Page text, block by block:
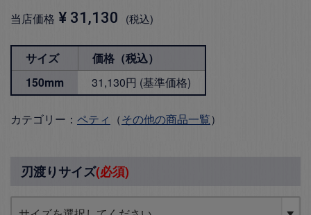
当店価格 ¥ 31,130 税込
サイズ
価格（税込）
150mm
31,130円 (基準価格)
カテゴリー： ペティ （その他の商品一覧）
刃渡りサイズ(必須)